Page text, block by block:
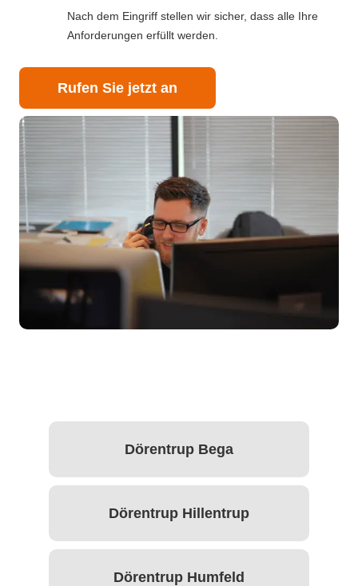
Nach dem Eingriff stellen wir sicher, dass alle Ihre
Anforderungen erfüllt werden.
Rufen Sie jetzt an
Dörentrup Bega
Dörentrup Hillentrup
Dörentrup Humfeld